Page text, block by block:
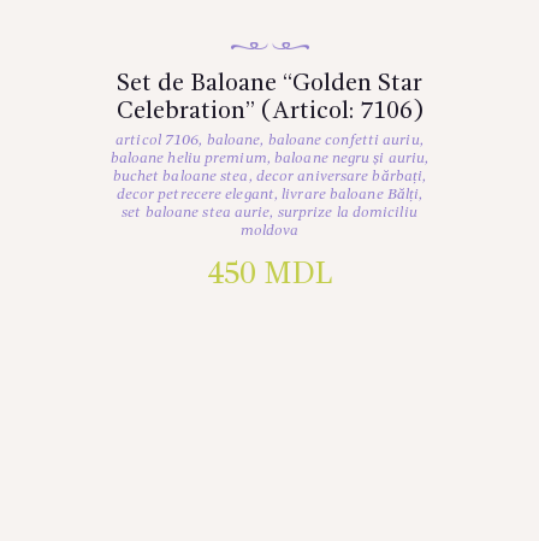
Set de Baloane “Golden Star
Celebration” (Articol: 7106)
articol 7106, baloane, baloane confetti auriu,
baloane heliu premium, baloane negru și auriu,
buchet baloane stea, decor aniversare bărbați,
decor petrecere elegant,livrare baloane Bălți,
set baloane stea aurie, surprize la domiciliu
moldova
450 MDL